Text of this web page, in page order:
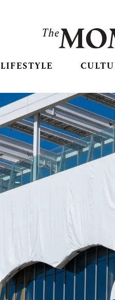
LIFESTYLE